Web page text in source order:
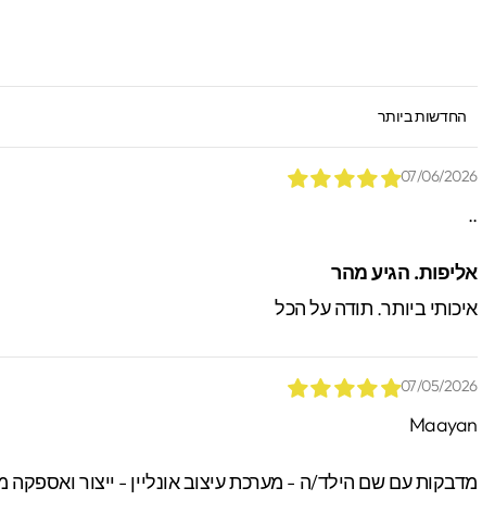
ניתן לאתר / לקבל הזמנות.
SORT BY
07/06/2026
..
אליפות. הגיע מהר
איכותי ביותר. תודה על הכל
07/05/2026
Maayan
מדבקות עם שם הילד/ה - מערכת עיצוב אונליין - ייצור